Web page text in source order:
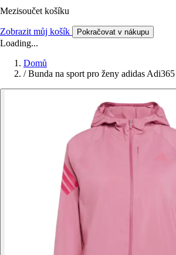
Mezisoučet košíku
Zobrazit můj košík Pokračovat v nákupu
Loading...
Domů
/ Bunda na sport pro ženy adidas